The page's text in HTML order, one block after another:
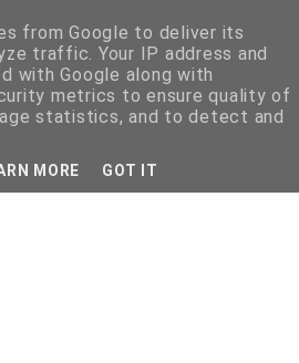
from Google to deliver its
traffic. Your IP address and
with Google along with
metrics to ensure quality of
statistics, and to detect and
MORE GOT IT